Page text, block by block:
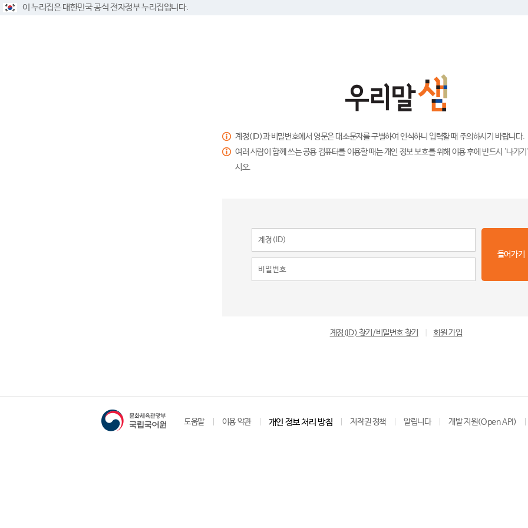
이 누리집은 대한민국 공식 전자정부 누리집입니다.
계정(ID)과 비밀번호에서 영문은 대소문자를 구별하여 인식하니 입력할 때 주의하시기 바랍니다.
여러 사람이 함께 쓰는 공용 컴퓨터를 이용할 때는 개인 정보 보호를 위해 이용 후에 반드시 '나가
시오.
들어가기
계정(ID) 찾기/비밀번호 찾기 회원 가입
도움말 이용 약관 개인 정보 처리 방침 저작권 정책 알립니다 개발 지원(Open API)